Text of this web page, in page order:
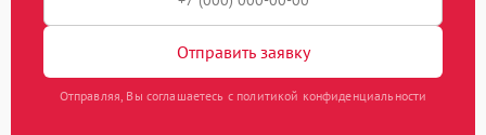
Отправить заявку
Отправляя, Вы соглашаетесь с политикой конфиденциальности